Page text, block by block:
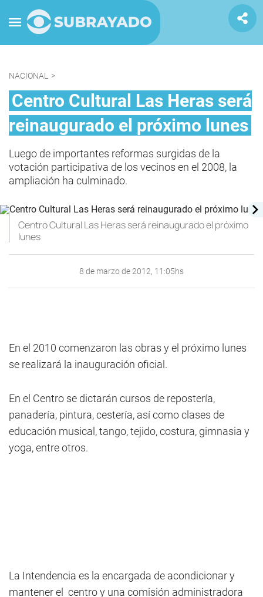
NACIONAL >
Centro Cultural Las Heras será
reinaugurado el próximo lunes
Luego de importantes reformas surgidas de la
votación participativa de los vecinos en el 2008, la
ampliación ha culminado.
Centro Cultural Las Heras será reinaugurado el próximo
lunes
8 de marzo de 2012, 11:05hs
En el 2010 comenzaron las obras y el próximo lunes
se realizará la inauguración oficial.
En el Centro se dictarán cursos de repostería,
panadería, pintura, cestería, así como clases de
educación musical, tango, tejido, costura, gimnasia y
yoga, entre otros.
La Intendencia es la encargada de acondicionar y
mantener el centro y una comisión administradora